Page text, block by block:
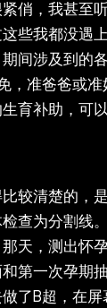
俏，我甚至
些我都没遇
间涉及到的
，准爸爸或
育补助，可
较清楚的，
查为分割线
天，测出怀
第一次孕期
了B超，在